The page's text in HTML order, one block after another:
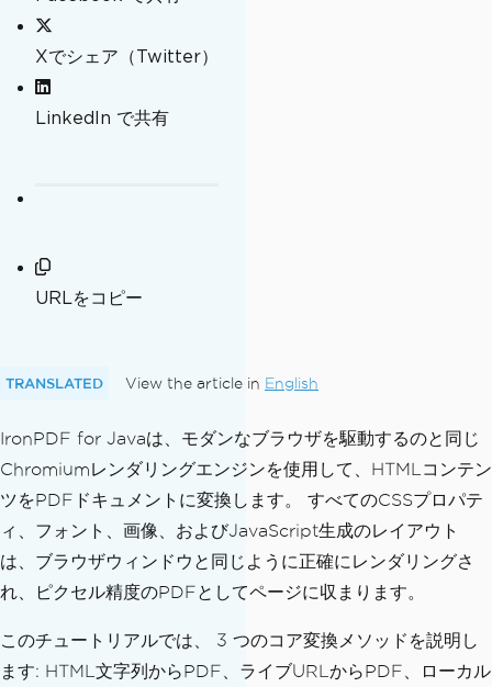
Xでシェア（Twitter）
LinkedIn で共有
URLをコピー
TRANSLATED View the article in English
IronPDF for Javaは、モダンなブラウザを駆動するのと同じ
Chromiumレンダリングエンジンを使用して、HTMLコンテン
ツをPDFドキュメントに変換します。 すべてのCSSプロパテ
ィ、フォント、画像、およびJavaScript生成のレイアウト
は、ブラウザウィンドウと同じように正確にレンダリングさ
れ、ピクセル精度のPDFとしてページに収まります。
このチュートリアルでは、 3 つのコア変換メソッドを説明し
ます: HTML文字列からPDF、ライブURLからPDF、ローカル